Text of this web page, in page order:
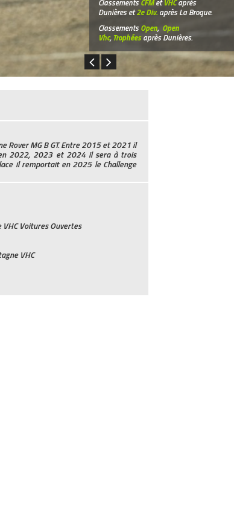
ClassementsCFMetVHCaprès
Dunières et2e Div. après La Broque.
ClassementsOpen, Open
Vhc, Trophéesaprès Dunières.
Rover MG B GT. Entre 2015 et 2021 il
2022, 2023 et 2024 il sera à trois
il remportait en 2025 le Challenge
Voitures Ouvertes
VHC